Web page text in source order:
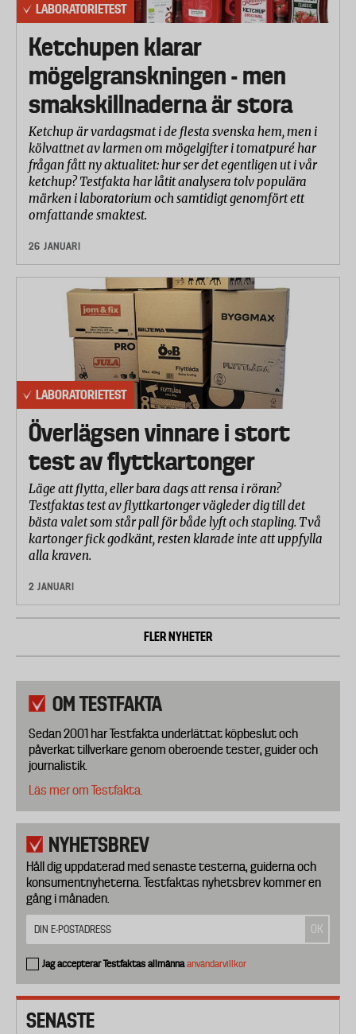
LABORATORIETEST
Ketchupen klarar
mögelgranskningen - men
smakskillnaderna är stora
Ketchup är vardagsmat i de flesta svenska hem, men i
kölvattnet av larmen om mögelgifter i tomatpuré har
frågan fått ny aktualitet: hur ser det egentligen ut i vår
ketchup? Testfakta har låtit analysera tolv populära
märken i laboratorium och samtidigt genomfört ett
omfattande smaktest.
26 JANUARI
LABORATORIETEST
Överlägsen vinnare i stort
test av flyttkartonger
Läge att flytta, eller bara dags att rensa i röran?
Testfaktas test av flyttkartonger vägleder dig till det
bästa valet som står pall för både lyft och stapling. Två
kartonger fick godkänt, resten klarade inte att uppfylla
alla kraven.
2 JANUARI
FLER NYHETER
OM TESTFAKTA
Sedan 2001 har Testfakta underlättat köpbeslut och
påverkat tillverkare genom oberoende tester, guider och
journalistik.
Läs mer om Testfakta.
NYHETSBREV
Håll dig uppdaterad med senaste testerna, guiderna och
konsumentnyheterna. Testfaktas nyhetsbrev kommer en
gång i månaden.
Jag accepterar Testfaktas allmännaanvändarvillkor
SENASTE